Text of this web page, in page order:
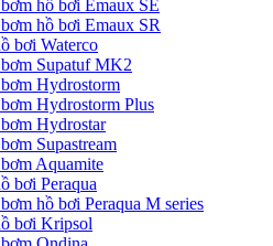
hồ bơi Emaux SE
hồ bơi Emaux SR
bơi Waterco
Supatuf MK2
Hydrostorm
Hydrostorm Plus
Hydrostar
Supastream
Aquamite
bơi Peraqua
hồ bơi Peraqua M series
bơi Kripsol